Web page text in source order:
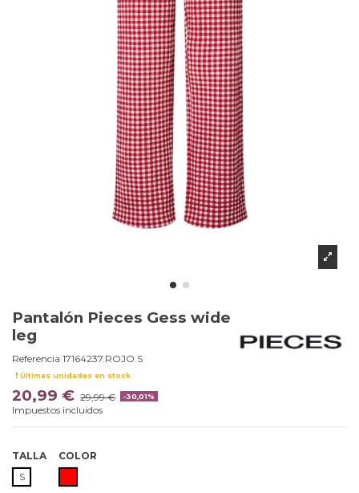
Pantalón Pieces Gess wide
leg
Referencia 17164237.ROJO.S
Últimas unidades en stock
20,99 € 29,99 € -30,01%
Impuestos incluidos
TALLA
S
COLOR